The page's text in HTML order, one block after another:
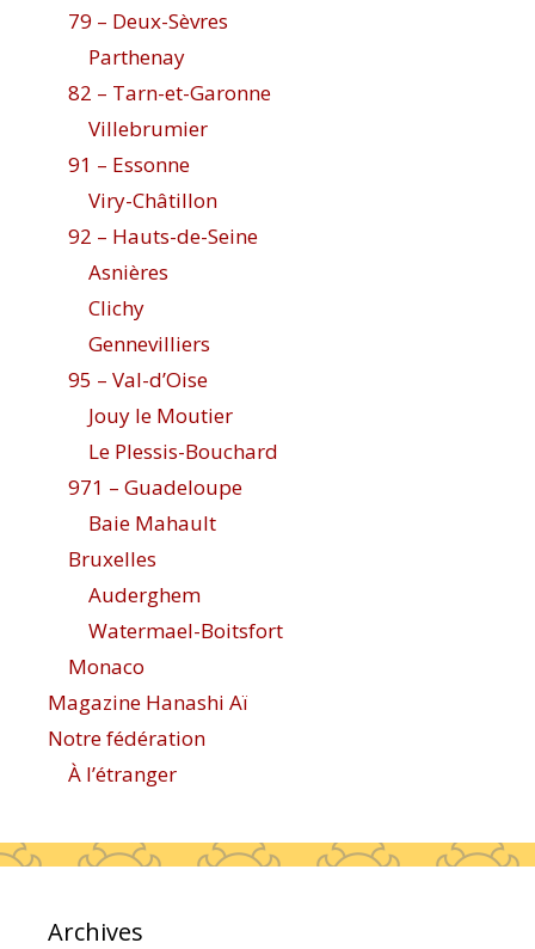
79 – Deux-Sèvres
Parthenay
82 – Tarn-et-Garonne
Villebrumier
91 – Essonne
Viry-Châtillon
92 – Hauts-de-Seine
Asnières
Clichy
Gennevilliers
95 – Val-d’Oise
Jouy le Moutier
Le Plessis-Bouchard
971 – Guadeloupe
Baie Mahault
Bruxelles
Auderghem
Watermael-Boitsfort
Monaco
Magazine Hanashi Aï
Notre fédération
À l’étranger
Archives